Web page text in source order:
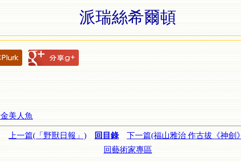
派瑞絲希爾頓
美人魚
上一篇(「野獸日報」) 回目錄
下一篇(福山雅治 作古拔《神劍
回藝術家專區